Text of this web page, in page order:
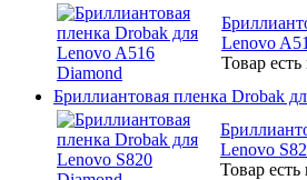
Lenovo
Товар
Бриллиантовая пленка Drobak
Lenovo
Товар